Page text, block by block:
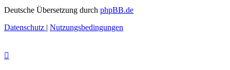
Deutsche Übersetzung durch phpBB.de
Datenschutz
Nutzungsbedingungen